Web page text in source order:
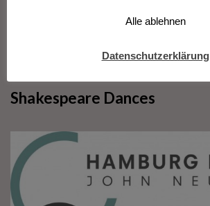
Shakespeare Dances
Alle ablehnen
Datenschutzerklärung